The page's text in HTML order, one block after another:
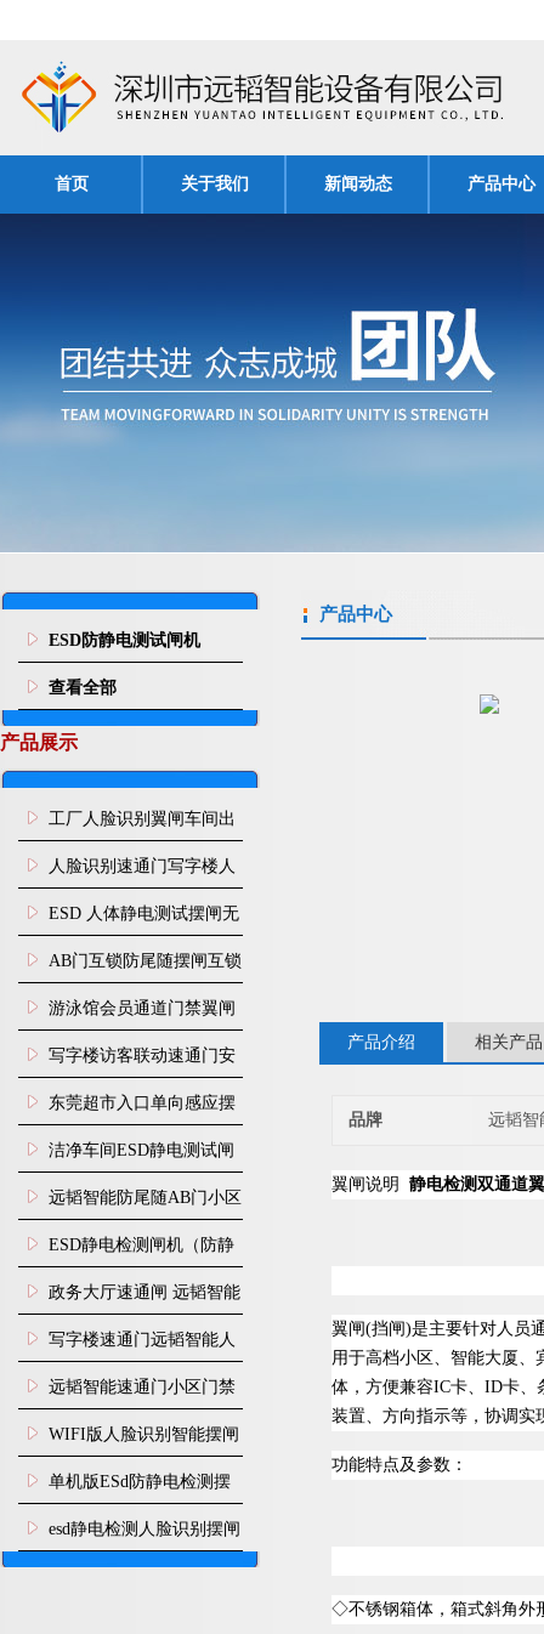
首页 关于我们 新闻动态 产品中心
ESD防静电测试闸机
查看全部
产品展示
工厂人脸识别翼闸车间出
入口人行通道门禁
人脸识别速通门写字楼人
行通道闸门禁设备
ESD 人体静电测试摆闸无
尘车间防静电闸机
AB门互锁防尾随摆闸互锁
闸机
游泳馆会员通道门禁翼闸
写字楼访客联动速通门安
装
东莞超市入口单向感应摆
闸安装
洁净车间ESD静电测试闸
机
远韬智能防尾随AB门小区
门禁闸机安装
​ESD静电检测闸机（防静
电门禁通道系统）
政务大厅速通闸 远韬智能
防尾随静音速通门
写字楼速通门远韬智能人
脸识别快速通道闸
远韬智能速通门小区门禁
闸机食堂消费摆闸
WIFI版人脸识别智能摆闸
机
单机版ESd防静电检测摆
闸机
esd静电检测人脸识别摆闸
安装
产品中心
产品介绍 相关产品
品牌 远韬智
翼闸说明 静电检测双通道
翼闸(挡闸)是主要针对人员
用于高档小区、智能大厦
体，方便兼容IC卡 ID卡、
装置、方向指示等，协调实
功能特点及参数：
◇不锈钢箱体，箱式斜角外